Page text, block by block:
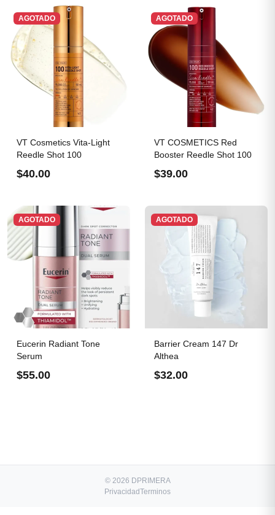
AGOTADO
VT Cosmetics Vita-Light
Reedle Shot 100
$40.00
AGOTADO
VT COSMETICS Red
Booster Reedle Shot 100
$39.00
AGOTADO
Eucerin Radiant Tone
Serum
$55.00
AGOTADO
Barrier Cream 147 Dr
Althea
$32.00
© 2026 DPRIMERA
PrivacidadTerminos